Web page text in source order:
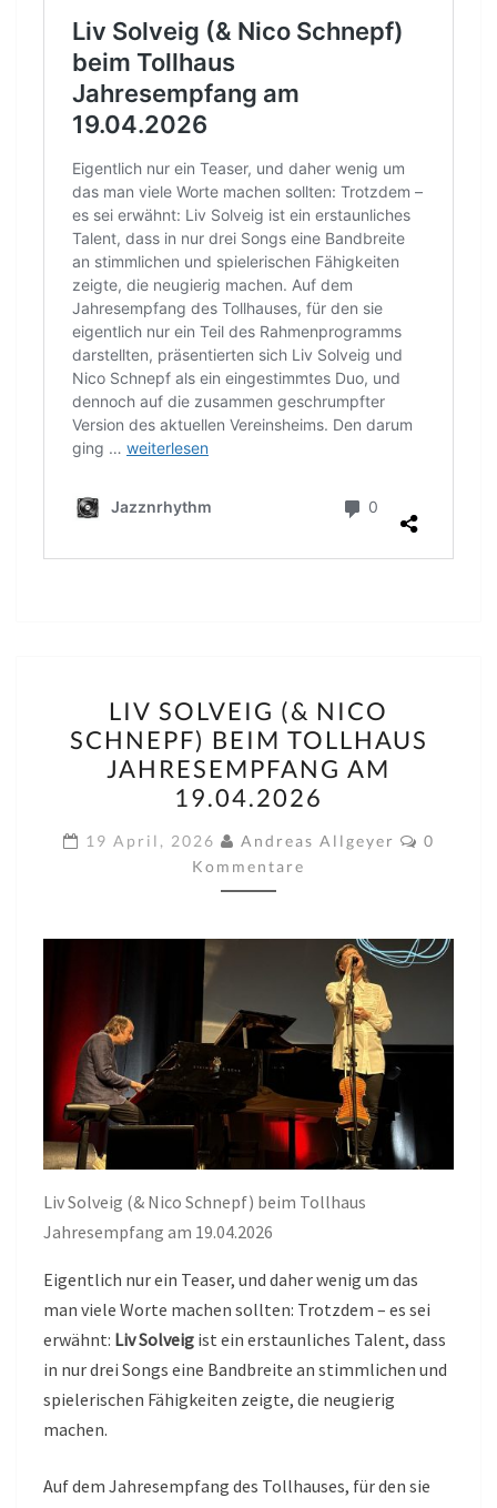
SOLVEIG
(&
NICO
SCHNEPF)
BEIM
TOLLHAUS
JAHRESEMPFANG
19.04.2026
LIV SOLVEIG (& NICO
SCHNEPF) BEIM TOLLHAUS
JAHRESEMPFANG AM
19.04.2026
19 April, 2026 Andreas Allgeyer
0
Kommentare
Liv Solveig (& Nico Schnepf) beim Tollhaus
Jahresempfang am 19.04.2026
Eigentlich nur ein Teaser, und daher wenig um das
man viele Worte machen sollten: Trotzdem – es sei
erwähnt: Liv Solveig ist ein erstaunliches Talent, dass
in nur drei Songs eine Bandbreite an stimmlichen und
spielerischen Fähigkeiten zeigte, die neugierig
machen.
Auf dem Jahresempfang des Tollhauses, für den sie